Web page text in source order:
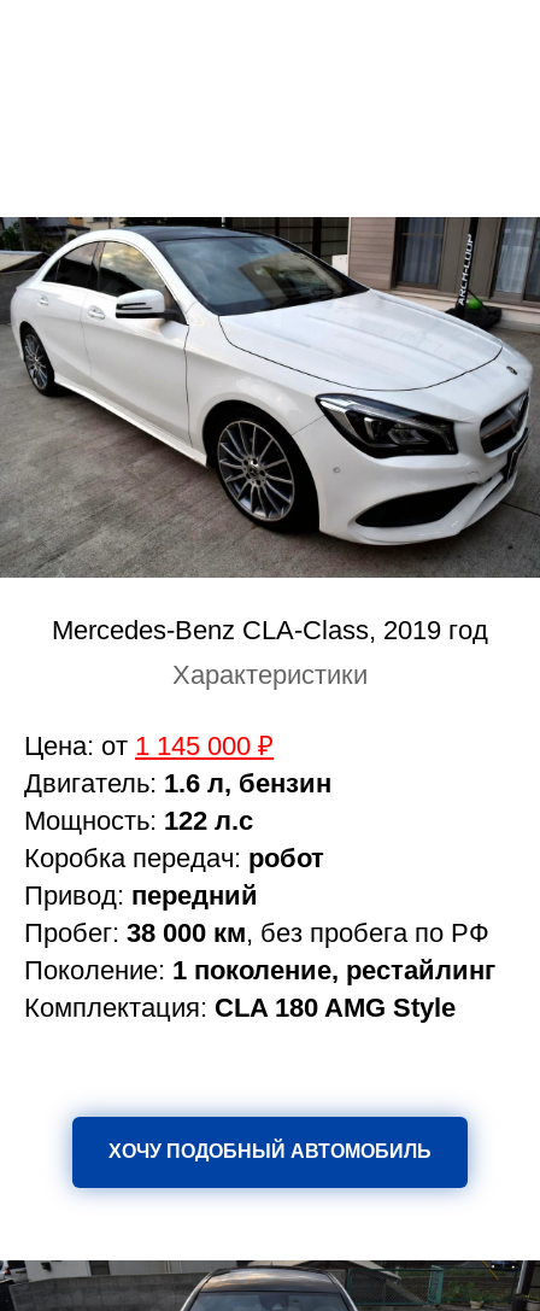
Mercedes-Benz CLA-Class, 2019 год
Характеристики
Цена: от 1 145 000 ₽
Двигатель: 1.6 л, бензин
Мощность: 122 л.с
Коробка передач: робот
Привод: передний
Пробег: 38 000 км, без пробега по РФ
Поколение: 1 поколение, рестайлинг
Комплектация: CLA 180 AMG Style
ХОЧУ ПОДОБНЫЙ АВТОМОБИЛЬ